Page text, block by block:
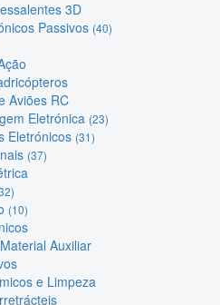
3D
Passivos (40)
Aviões RC
Eletrónica (23)
Eletrónicos (31)
(37)
(10)
Auxiliar
e Limpeza